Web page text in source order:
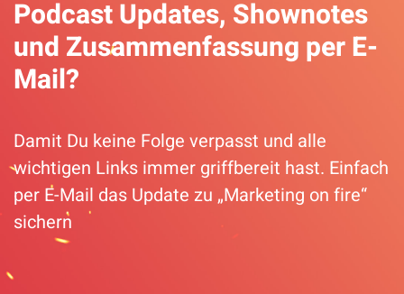
Podcast Updates, Shownotes
und Zusammenfassung per E-
Mail?
Damit Du keine Folge verpasst und alle
wichtigen Links immer griffbereit hast. Einfach
per E-Mail das Update zu „Marketing on fire“
sichern